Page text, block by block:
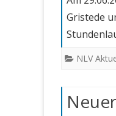
Gristede
NLV